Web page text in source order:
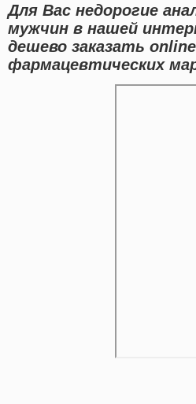
Для Вас недорогие
мужчин в нашей
дешево заказать
фармацевтических